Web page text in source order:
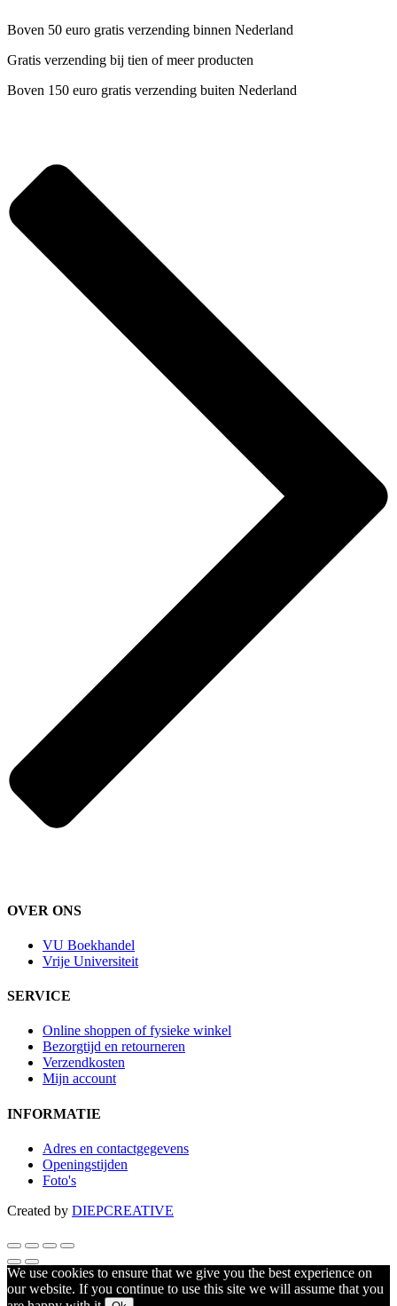
Boven 50 euro gratis verzending binnen Nederland
Gratis verzending bij tien of meer producten
Boven 150 euro gratis verzending buiten Nederland
OVER ONS
VU Boekhandel
Vrije Universiteit
SERVICE
Online shoppen of fysieke winkel
Bezorgtijd en retourneren
Verzendkosten
Mijn account
INFORMATIE
Adres en contactgegevens
Openingstijden
Foto's
Created by DIEPCREATIVE
We use cookies to ensure that we give you the best experience on
our website. If you continue to use this site we will assume that you